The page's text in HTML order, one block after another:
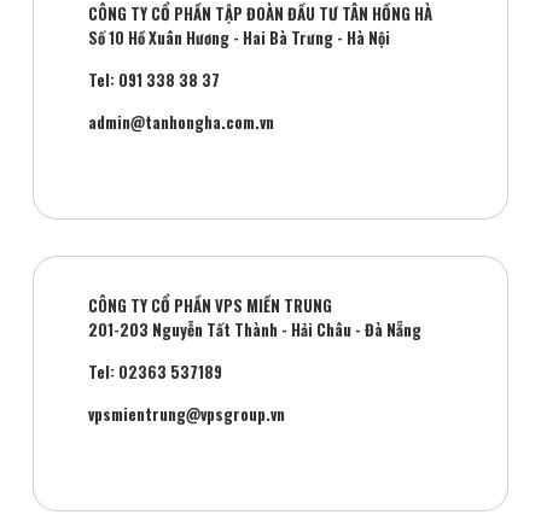
CÔNG TY CỔ PHẦN TẬP ĐOÀN ĐẦU TƯ TÂN HỒNG HÀ
Số 10 Hồ Xuân Hương - Hai Bà Trưng - Hà Nội
Tel: 091 338 38 37
admin@tanhongha.com.vn
CÔNG TY CỔ PHẦN VPS MIỀN TRUNG
201-203 Nguyễn Tất Thành - Hải Châu - Đà Nẵng
Tel: 02363 537189
vpsmientrung@vpsgroup.vn